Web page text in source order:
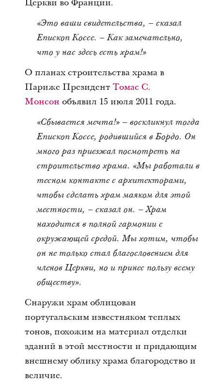
Церкви во Франции.
«Это ваши свидетельства, – сказал
Епископ Коссе. – Как замечательно,
что у нас здесь есть храм!»
О планах строительства храма в
Париже Президент Томас С.
Монсон объявил 15 июля 2011 года.
«Сбывается мечта!» – воскликнул тогда
Епископ Коссе, родившийся в Бордо. Он
много раз приезжал посмотреть на
строительство храма. «Мы работали в
тесном контакте с архитекторами,
чтобы сделать храм маяком для этой
местности, – сказал он. – Храм
находится в полной гармонии с
окружающей средой. Мы хотим, чтобы
он не только стал благословением для
членов Церкви, но и принес пользу всему
обществу».
Снаружи храм облицован
португальским известняком теплых
тонов, похожим на материал отделки
зданий в этой местности и придающим
внешнему облику храма благородство и
величие.